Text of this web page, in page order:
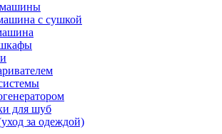
машины
с сушкой
для шуб
за одеждой)